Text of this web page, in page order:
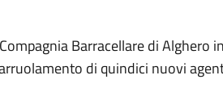
Barracellare di Alghero
di quindici nuovi